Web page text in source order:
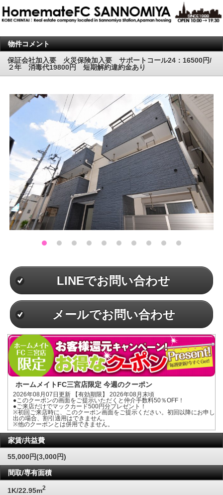
物件コメント
保証会社加入要 火災保険加入要 サポートコール24：16500円/
２年 消毒代19800円 短期解約違約金あり
LINEでお問い合わせ
メールでお問い合わせ
ホームメイトFC三宮店限定 今週のクーポン
2026年08月07日更新 【有効期限】 2026年08月末頃
●このクーポンの画面をご提示いただくと仲介手数料50％OFF！
●ご来店だけでマックカード500円分プレゼント！
※初回ご来店時に、このクーポン画面をご提示ください。初回以降にお申し
出の場合、割引適用はできません。
※他のクーポンとは併用できません。
家賃/共益費
55,000円(3,000円)
間取/専有面積
1K/22.95m2